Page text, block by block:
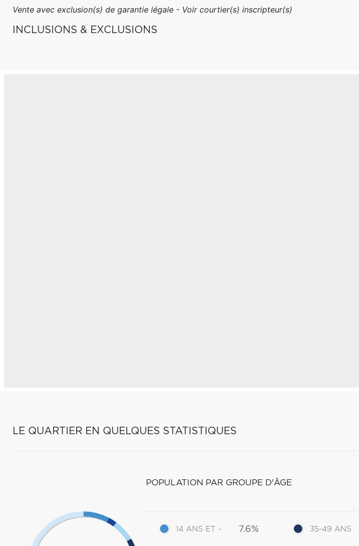
Vente avec exclusion(s) de garantie légale - Voir courtier(s) inscripteur(s)
INCLUSIONS & EXCLUSIONS
LE QUARTIER EN QUELQUES STATISTIQUES
POPULATION PAR GROUPE D'ÂGE
14 ANS ET - 7.6% 35-49 ANS